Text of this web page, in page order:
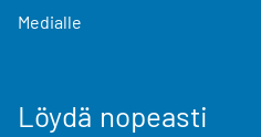
Medialle
Löydä nopeasti